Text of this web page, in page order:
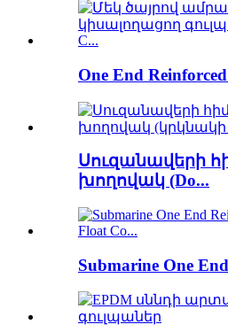
One End
Սուզանավերի
խողովակ (Do...
Submarine One